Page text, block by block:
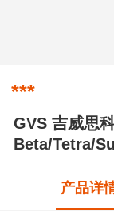
***
GVS 吉威思
Beta/Tetra/
产品详